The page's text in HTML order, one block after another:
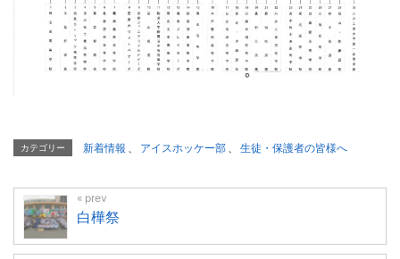
カテゴリー 新着情報 、 アイスホッケー部 、 生徒・保護者の皆様へ
白樺祭